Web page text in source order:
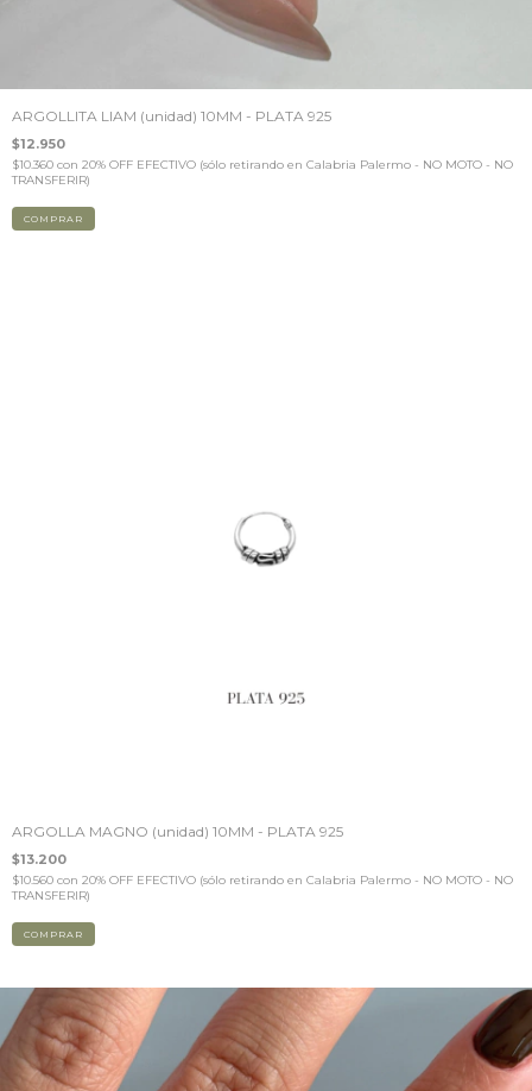
ARGOLLITA LIAM (unidad) 10MM - PLATA 925
$12.950
$10.360 con 20% OFF EFECTIVO (sólo retirando en Calabria Palermo - NO MOTO - NO
TRANSFERIR)
COMPRAR
ARGOLLA MAGNO (unidad) 10MM - PLATA 925
$13.200
$10.560 con 20% OFF EFECTIVO (sólo retirando en Calabria Palermo - NO MOTO - NO
TRANSFERIR)
COMPRAR